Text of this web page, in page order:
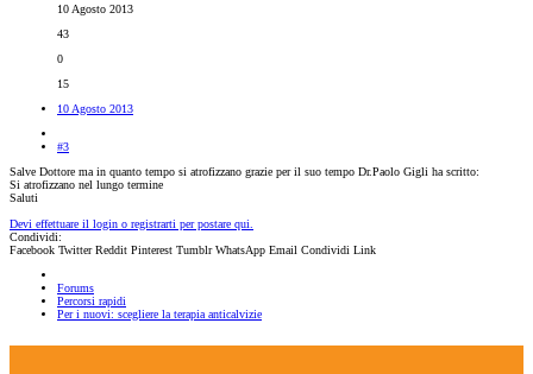
10 Agosto 2013
43
0
15
10 Agosto 2013
#3
Salve Dottore ma in quanto tempo si atrofizzano grazie per il suo tempo Dr.Paolo Gigli ha scritto:
Si atrofizzano nel lungo termine
Saluti
Devi effettuare il login o registrarti per postare qui.
Condividi:
Facebook Twitter Reddit Pinterest Tumblr WhatsApp Email Condividi Link
Forums
Percorsi rapidi
Per i nuovi: scegliere la terapia anticalvizie